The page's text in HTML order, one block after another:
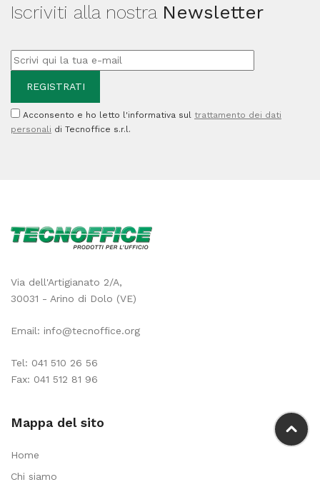
Iscriviti alla nostra Newsletter
Acconsento e ho letto l'informativa sul trattamento dei dati
personali di Tecnoffice s.r.l.
Via dell'Artigianato 2/A,
30031 - Arino di Dolo (VE)
Email: info@tecnoffice.org
Tel: 041 510 26 56
Fax: 041 512 81 96
Mappa del sito
Home
Chi siamo